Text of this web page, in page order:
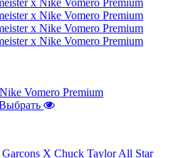
Vomero Premium